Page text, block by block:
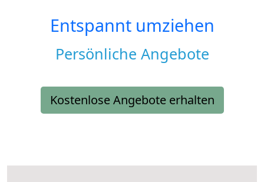
Entspannt umziehen
Persönliche Angebote
Kostenlose Angebote erhalten